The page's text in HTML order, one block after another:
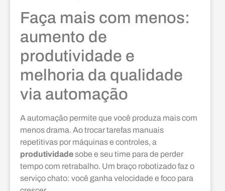
Faça mais com menos:
aumento de
produtividade e
melhoria da qualidade
via automação
A automação permite que você produza mais com
menos drama. Ao trocar tarefas manuais
repetitivas por máquinas e controles, a
produtividadesobe e seu time para de perder
tempo com retrabalho. Um braço robotizado faz o
serviço chato: você ganha velocidade e foco para